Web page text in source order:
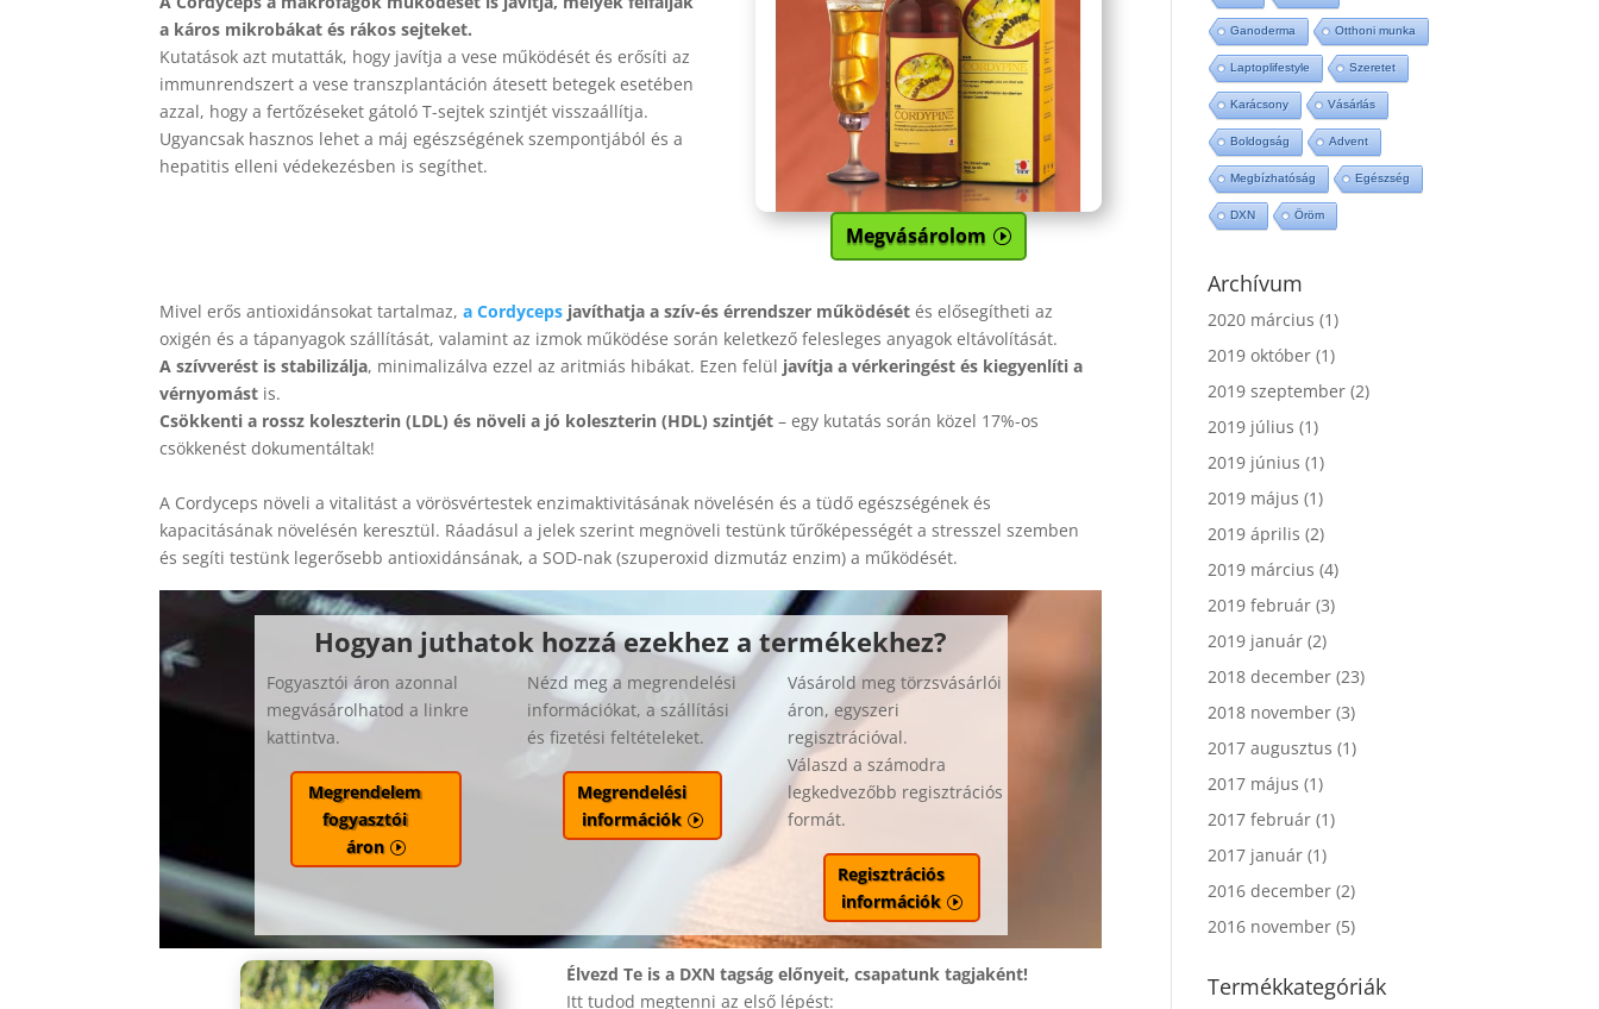
a káros mikrobákat és rákos sejteket.
Kutatások azt mutatták, hogy javítja a vese működését és erősíti az
immunrendszert a vese transzplantáción átesett betegek esetében
azzal, hogy a fertőzéseket gátoló T-sejtek szintjét visszaállítja.
Ugyancsak hasznos lehet a máj egészségének szempontjából és a
hepatitis elleni védekezésben is segíthet.
Megvásárolom
Mivel erős antioxidánsokat tartalmaz,a Cordyceps javíthatja a szív-és érrendszer működését és elősegítheti az
oxigén és a tápanyagok szállítását, valamint az izmok működése során keletkező felesleges anyagok eltávolítását.
A szívverést is stabilizálja, minimalizálva ezzel az aritmiás hibákat. Ezen felül javítja a vérkeringést és kiegyenlíti a
vérnyomást is.
Csökkenti a rossz koleszterin (LDL) és növeli a jó koleszterin (HDL) szintjét – egy kutatás során közel 17%-os
csökkenést dokumentáltak!
A Cordyceps növeli a vitalitást a vörösvértestek enzimaktivitásának növelésén és a tüdő egészségének és
kapacitásának növelésén keresztül. Ráadásul a jelek szerint megnöveli testünk tűrőképességét a stresszel szemben
és segíti testünk legerősebb antioxidánsának, a SOD-nak (szuperoxid dizmutáz enzim) a működését.
Hogyan juthatok hozzá ezekhez a termékekhez?
Fogyasztói áron azonnal
megvásárolhatod a linkre
kattintva.
Megrendelem
fogyasztói
áron
Nézd meg a megrendelési
információkat, a szállítási
és fizetési feltételeket.
Megrendelési
információk
Vásárold meg törzsvásárlói
áron, egyszeri
regisztrációval.
Válaszd a számodra
legkedvezőbb regisztrációs
formát.
Regisztrációs
információk
Élvezd Te is a DXN tagság előnyeit, csapatunk tagjaként!
Itt tudod megtenni az első lépést:
Ganoderma Otthoni munka
Laptoplifestyle Szeretet
Karácsony Vásárlás
Boldogság Advent
Megbízhatóság Egészség
DXN Öröm
Archívum
2020 március (1)
2019 október (1)
2019 szeptember (2)
2019 július (1)
2019 június (1)
2019 május (1)
2019 április (2)
2019 március (4)
2019 február (3)
2019 január (2)
2018 december (23)
2018 november (3)
2017 augusztus (1)
2017 május (1)
2017 február (1)
2017 január (1)
2016 december (2)
2016 november (5)
Termékkategóriák